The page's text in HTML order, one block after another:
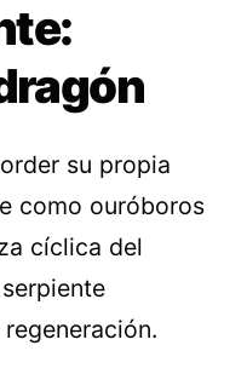
su propia
como ouróboros
cíclica del